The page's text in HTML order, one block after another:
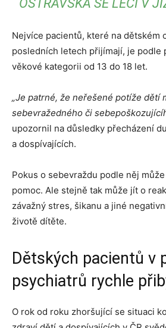
OSTRAVSKA SE LÉČÍ V
Nejvíce pacientů, které na dětském
posledních letech přijímají, je podle
věkové kategorii od 13 do 18 let.
„Je patrné, že neřešené potíže dětí
sebevražedného či
upozornil na důsledky přecházení
a dospívajících.
Pokus o sebevraždu podle něj
pomoc. Ale stejně tak může jít o
závažný stres, šikanu a jiné
životě dítěte.
Dětských pacientů v
psychiatrů rychle
O rok od roku zhoršující se situaci